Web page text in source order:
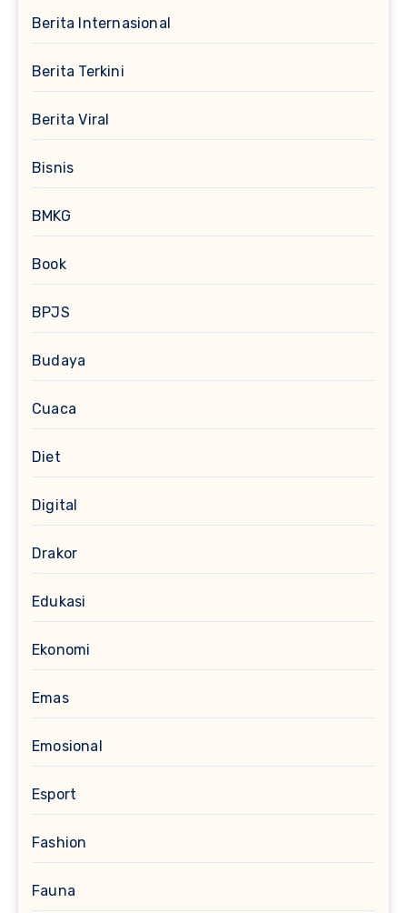
Berita Internasional
Berita Terkini
Berita Viral
Bisnis
BMKG
Book
BPJS
Budaya
Cuaca
Diet
Digital
Drakor
Edukasi
Ekonomi
Emas
Emosional
Esport
Fashion
Fauna